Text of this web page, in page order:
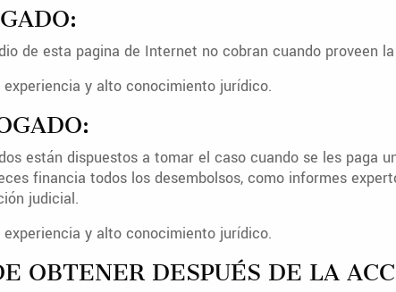
de esta pagina de Internet no cobran cuando proveen
y alto conocimiento jurídico.
están dispuestos a tomar el caso cuando se les paga
financia todos los desembolsos, como informes
judicial.
y alto conocimiento jurídico.
OBTENER DESPUÉS DE LA